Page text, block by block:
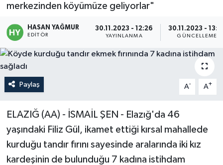
merkezinden köyümüze geliyorlar"
HASAN YAĞMUR
EDITÖR
30.11.2023 - 12:26
YAYINLANMA
30.11.2023 -
GÜNCELLEME
Paylaş A- A+
ELAZIĞ (AA) - İSMAİL ŞEN - Elazığ'da 46
yaşındaki Filiz Gül, ikamet ettiği kırsal mahallede
kurduğu tandır fırını sayesinde aralarında iki kız
kardeşinin de bulunduğu 7 kadına istihdam
Sağlık
Spor
Yaşam